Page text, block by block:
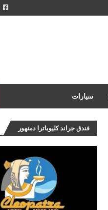
سيارات
فندق جراند كليوباترا دمنهور